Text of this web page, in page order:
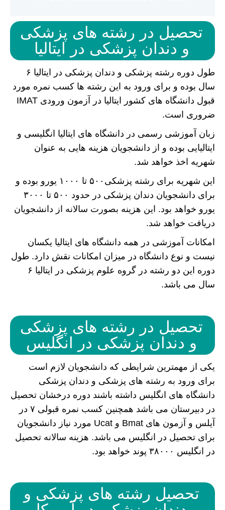
تحصیل در رشته های پزشکی
و دندان پزشکی در ایتالیا
طول دوره رشته پزشکی و دندان پزشکی در ایتالیا ۶
سال بوده و برای ورود به این رشته ها کسب نمره مورد
قبول دانشگاه های کشور ایتالیا در آزمون ورودی IMAT
ضروری است.
زبان آموزشی رسمی در دانشگاه های ایتالیا انگلیسی و
ایتالیایی بوده و از دانشجویان هزینه هایی به عنوان
شهریه اخذ خواهد شد.
این شهریه برای رشته پزشکی۵۰۰ تا ۱۰۰۰ یورو بوده و
برای دانشجویان دندان پزشکی در حدود ۵۰۰ تا ۳۰۰۰
یورو خواهد بود. این هزینه بصورت سالانه از دانشجویان
دریافت خواهد شد.
امکانات آموزشی در همه دانشگاه های ایتالیا یکسان
نیست و نوع دانشگاه در میزان امکانات نقش دارد. طول
دوره این دو رشته در گروه علوم پزشکی در ایتالیا ۶
سال می باشد.
تحصیل در رشته های پزشکی
و دندان پزشکی در انگلیس
یکی از مهمترین شرایطی که دانشجویان لازم است
برای ورود به رشته های پزشکی و دندان پزشکی
دانشگاه های انگلیس داشته باشند دوره درخشان تحصیل
در دبیرستان می باشد همچنین کسب نمره قبولی ۷ در
آیلس و آزمون های Bmat و Ucat مورد نیاز دانشجویان
برای تحصیل در انگلیس می باشد. هزینه سالانه تحصیل
در انگلیس ۳۸۰۰۰ پوند خواهد بود.
تحصیل رشته های پزشکی و